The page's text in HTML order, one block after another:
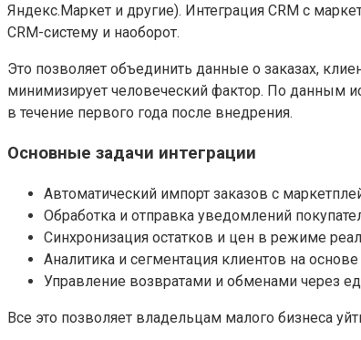
Яндекс.Маркет и другие). Интеграция CRM с
CRM-систему и наоборот.
Это позволяет объединить данные о заказах,
минимизирует человеческий фактор. По данным
в течение первого года после внедрения.
Основные задачи интеграции
Автоматический импорт заказов с
Обработка и отправка уведомлений
Синхронизация остатков и цен в режиме
Аналитика и сегментация клиентов на
Управление возвратами и обменами через
Все это позволяет владельцам малого бизнеса